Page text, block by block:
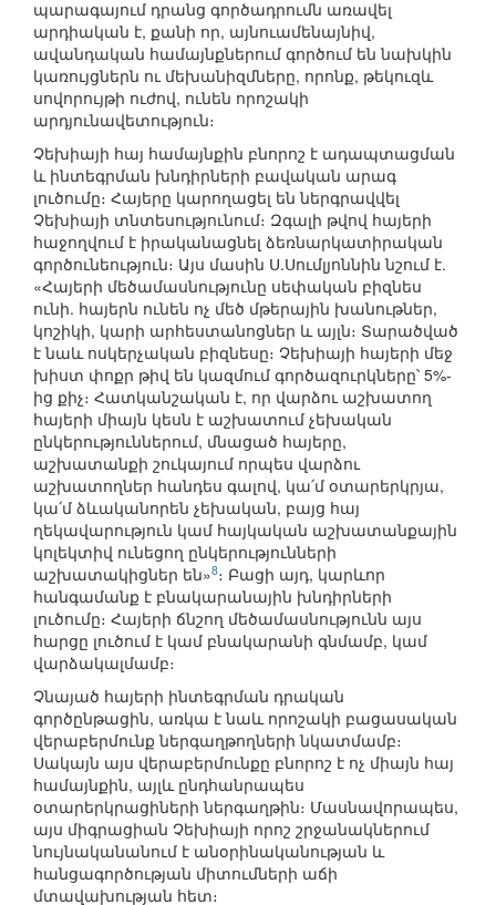
պարագայում դրանց գործադրումն առավել
արդիական է, քանի որ, այնուամենայնիվ,
ավանդական համայնքներում գործում են նախկին
կառույցներն ու մեխանիզմները, որոնք, թեկուզև
սովորույթի ուժով, ունեն որոշակի
արդյունավետություն։
Չեխիայի հայ համայնքին բնորոշ է ադապտացման
և ինտեգրման խնդիրների բավական արագ
լուծումը։ Հայերը կարողացել են ներգրավվել
Չեխիայի տնտեսությունում։ Զգալի թվով հայերի
հաջողվում է իրականացնել ձեռնարկատիրական
գործունեություն։ Այս մասին Ս.Սումլյոննին նշում է.
«Հայերի մեծամասնությունը սեփական բիզնես
ունի. հայերն ունեն ոչ մեծ մթերային խանութներ,
կոշիկի, կարի արհեստանոցներ և այլն։ Տարածված
է նաև ոսկերչական բիզնեսը։ Չեխիայի հայերի մեջ
խիստ փոքր թիվ են կազմում գործազուրկները՝ 5%-
ից քիչ։ Հատկանշական է, որ վարձու աշխատող
հայերի միայն կեսն է աշխատում չեխական
ընկերություններում, մնացած հայերը,
աշխատանքի շուկայում որպես վարձու
աշխատողներ հանդես գալով, կա՛մ օտարերկրյա,
կա՛մ ձևականորեն չեխական, բայց հայ
ղեկավարություն կամ հայկական աշխատանքային
կոլեկտիվ ունեցող ընկերությունների
աշխատակիցներ են»8։ Բացի այդ, կարևոր
հանգամանք է բնակարանային խնդիրների
լուծումը։ Հայերի ճնշող մեծամասնությունն այս
հարցը լուծում է կամ բնակարանի գնմամբ, կամ
վարձակալմամբ։
Չնայած հայերի ինտեգրման դրական
գործընթացին, առկա է նաև որոշակի բացասական
վերաբերմունք ներգաղթողների նկատմամբ։
Սակայն այս վերաբերմունքը բնորոշ է ոչ միայն հայ
համայնքին, այլև ընդհանրապես
օտարերկրացիների ներգաղթին։ Մասնավորապես,
այս միգրացիան Չեխիայի որոշ շրջանակներում
նույնականանում է անօրինականության և
հանցագործության միտումների աճի
մտավախության հետ։